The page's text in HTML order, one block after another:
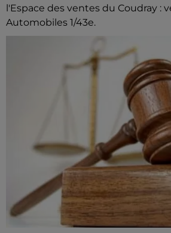
l'Espace des ventes du Coudray :
Automobiles 1/43e.